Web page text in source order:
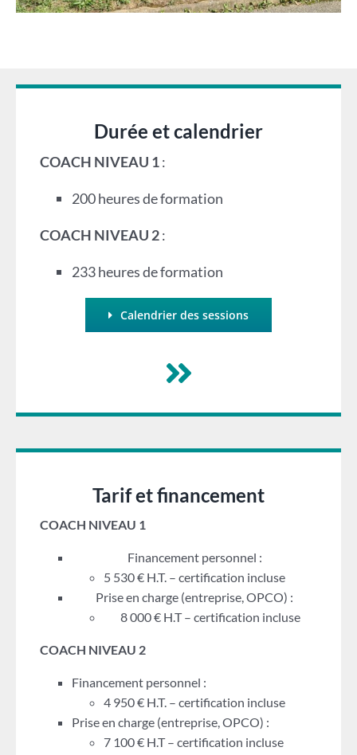
Durée et calendrier
COACH NIVEAU 1:
200 heures de formation
COACH NIVEAU 2:
233 heures de formation
Calendrier des sessions
Tarif et financement
COACH NIVEAU 1
Financement personnel :
5 530 € H.T. – certification incluse
Prise en charge (entreprise, OPCO) :
8 000 € H.T – certification incluse
COACH NIVEAU 2
Financement personnel :
4 950 € H.T. – certification incluse
Prise en charge (entreprise, OPCO) :
7 100 € H.T – certification incluse